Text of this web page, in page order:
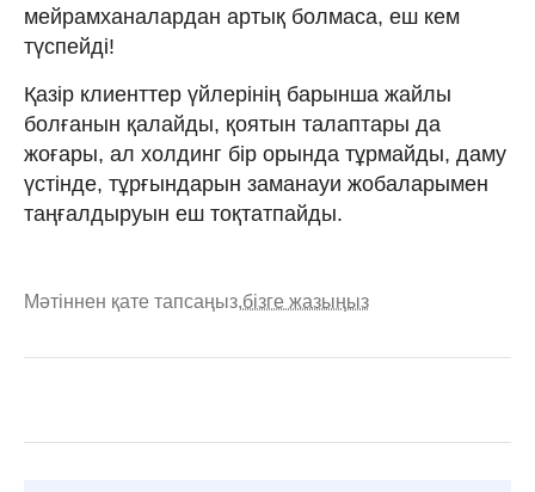
мейрамханалардан артық болмаса, еш кем
түспейді!
Қазір клиенттер үйлерінің барынша жайлы
болғанын қалайды, қоятын талаптары да
жоғары, ал холдинг бір орында тұрмайды, даму
үстінде, тұрғындарын заманауи жобаларымен
таңғалдыруын еш тоқтатпайды.
Мәтіннен қате тапсаңыз,бізге жазыңыз